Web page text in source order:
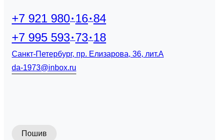
+7 921 980 16 84
+7 995 593 73 18
Санкт-Петербург, пр. Елизарова, 36, лит.А
da-1973@inbox.ru
Пошив